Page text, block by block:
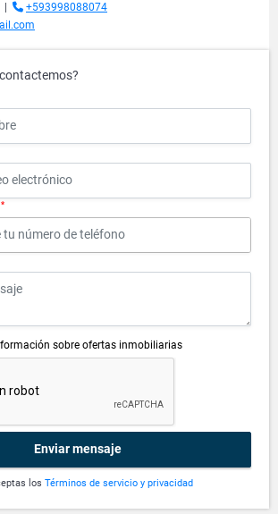
+593998088074
*
sobre ofertas inmobiliarias
Enviar mensaje
los Términos de servicio y privacidad